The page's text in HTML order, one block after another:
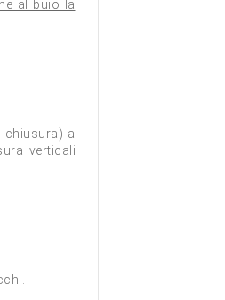
al buio la
a
verticali